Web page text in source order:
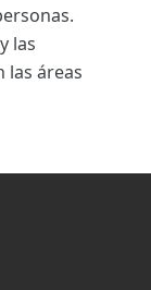
las
las áreas